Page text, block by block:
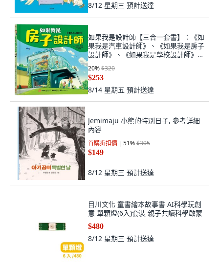
8/12 星期三 預計送達
如果我是設計師【三合一套書】：《如
果我是汽車設計師》、《如果我是房子
設計師》、《如果我是學校設計師》,
如果我是房子設計師
20%$320
$253
8/14 星期五 預計送達
Jemimaju 小熊的特別日子, 參考詳細
內容
首購折扣價 51%$305
$149
8/12 星期三 預計送達
目川文化 童書繪本故事書 AI科學玩創
意 單顆燈(6入)套裝 親子共讀科學啟蒙
$480
8/12 星期三 預計送達